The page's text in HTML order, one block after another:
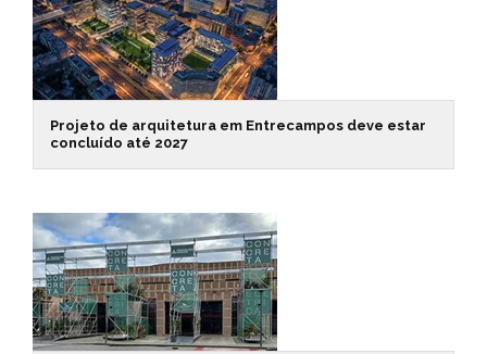
Projeto de arquitetura em Entrecampos deve estar
concluído até 2027